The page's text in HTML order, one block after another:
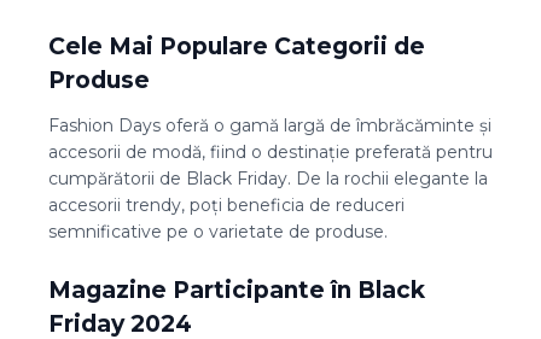
Cele Mai Populare Categorii de
Produse
Fashion Days oferă o gamă largă de îmbrăcăminte și
accesorii de modă, fiind o destinație preferată pentru
cumpărătorii de Black Friday. De la rochii elegante la
accesorii trendy, poți beneficia de reduceri
semnificative pe o varietate de produse.
Magazine Participante în Black
Friday 2024